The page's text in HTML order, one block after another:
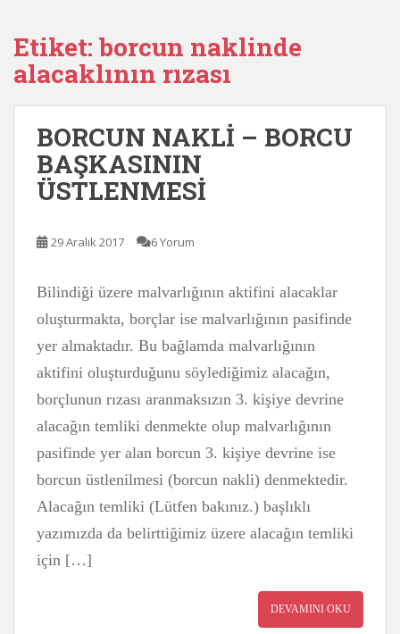
Etiket: borcun naklinde
alacaklının rızası
BORCUN NAKLİ – BORCU
BAŞKASININ
ÜSTLENMESİ
29 Aralık 2017 6 Yorum
Bilindiği üzere malvarlığının aktifini alacaklar
oluşturmakta, borçlar ise malvarlığının pasifinde
yer almaktadır. Bu bağlamda malvarlığının
aktifini oluşturduğunu söylediğimiz alacağın,
borçlunun rızası aranmaksızın 3. kişiye devrine
alacağın temliki denmekte olup malvarlığının
pasifinde yer alan borcun 3. kişiye devrine ise
borcun üstlenilmesi (borcun nakli) denmektedir.
Alacağın temliki (Lütfen bakınız.) başlıklı
yazımızda da belirttiğimiz üzere alacağın temliki
için […]
DEVAMINI OKU